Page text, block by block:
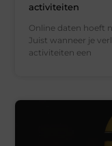
activiteiten
Online daten hoeft
Juist wanneer je
activiteiten een